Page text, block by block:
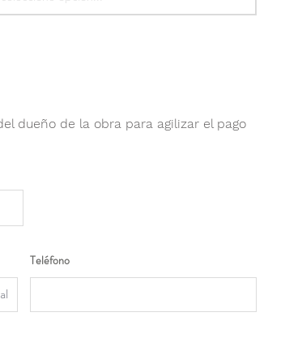
dueño de la obra para agilizar el pago
Teléfono